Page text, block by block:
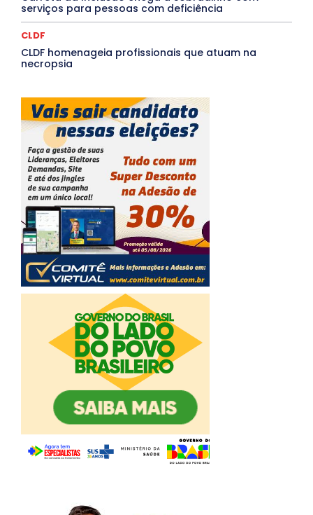
serviços para pessoas com deficiência
CLDF
CLDF homenageia profissionais que atuam na
necropsia